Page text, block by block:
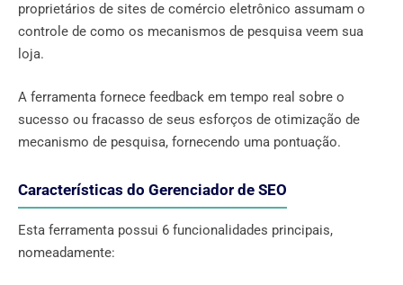
proprietários de sites de comércio eletrônico assumam o
controle de como os mecanismos de pesquisa veem sua
loja.
A ferramenta fornece feedback em tempo real sobre o
sucesso ou fracasso de seus esforços de otimização de
mecanismo de pesquisa, fornecendo uma pontuação.
Características do Gerenciador de SEO
Esta ferramenta possui 6 funcionalidades principais,
nomeadamente: